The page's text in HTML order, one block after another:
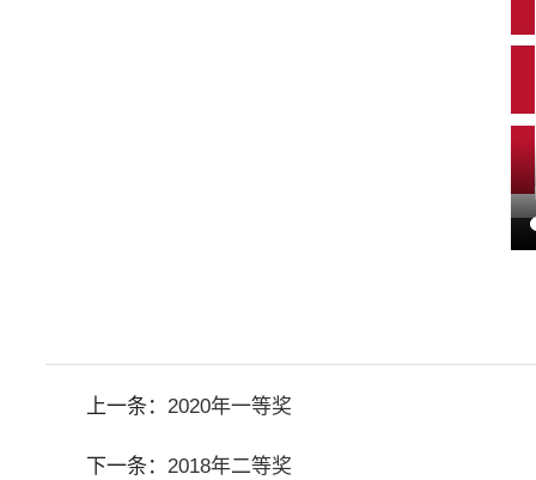
上一条： 2020年一等奖
下一条： 2018年二等奖